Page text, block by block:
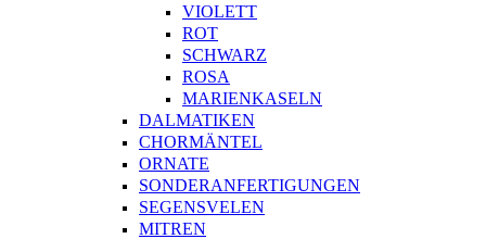
VIOLETT
ROT
SCHWARZ
ROSA
MARIENKASELN
DALMATIKEN
CHORMÄNTEL
ORNATE
SONDERANFERTIGUNGEN
SEGENSVELEN
MITREN